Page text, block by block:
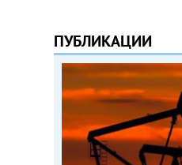
ПУБЛИКАЦИИ